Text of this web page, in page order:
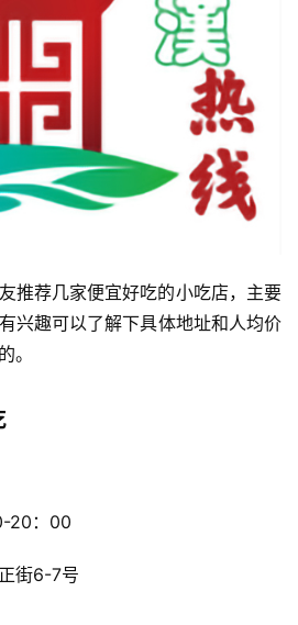
推荐几家便宜好吃的小吃店，主要
兴趣可以了解下具体地址和人均价
。
20：00
街6-7号